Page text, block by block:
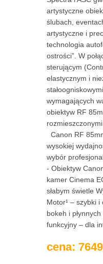
artystyczne
ślubach,
artystyczne i
technologia
ostrości”. W
sterującym
elastycznym i
wymagających
obiektyw RF
Canon RF
wysokiej
wybór
- Obiektyw
kamer Cinema
słabym świetle
Motor¹ – szybki
bokeh i
funkcyjny – dla
cena: